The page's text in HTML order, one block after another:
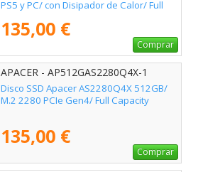
PS5 y PC/ con Disipador de Calor/ Full
135,00 €
Comprar
APACER - AP512GAS2280Q4X-1
Disco SSD Apacer AS2280Q4X 512GB/
M.2 2280 PCIe Gen4/ Full Capacity
135,00 €
Comprar